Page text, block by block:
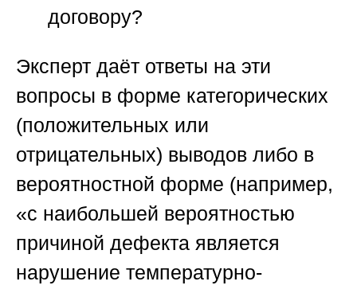
договору?
Эксперт даёт ответы на эти
вопросы в форме категорических
(положительных или
отрицательных) выводов либо в
вероятностной форме (например,
«с наибольшей вероятностью
причиной дефекта является
нарушение температурно-